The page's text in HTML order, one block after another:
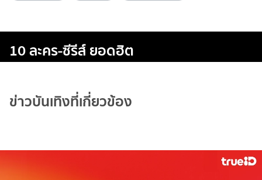
10 ละคร-ซีรีส์ ยอดฮิต
ข่าวบันเทิงที่เกี่ยวข้อง